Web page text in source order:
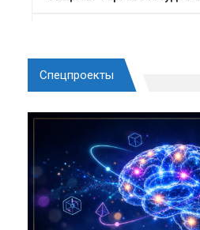
Спецпроекты